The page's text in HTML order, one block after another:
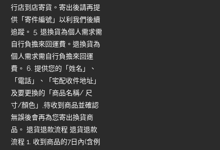
行店到店寄貨。寄出後請再提
供「寄件編號」以利我們後續
追蹤。 5. 退換貨為個人需求需
自行負擔來回運費。退換貨為
個人需求需自行負擔來回運
費。 6. 提供您的「姓名」、
「電話」、「宅配收件地址」
及要更換的「商品名稱/ 尺
寸/顏色」,待收到商品並確認
無誤後會再為您寄出換貨商
品。 退貨退款流程 退貨退款
流程 1. 收到商品的7日內(含例